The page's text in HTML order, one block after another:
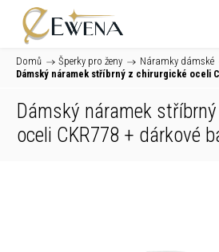
Domů / Šperky pro ženy / Náramky dámské
Dámský náramek stříbrný z chirurgické oceli
Dámský náramek
oceli CKR778 + dárkové